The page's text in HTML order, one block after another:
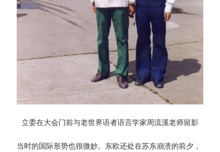
立委在大会门前与老世界语者语言学家周流溪老师留影
当时的国际形势也很微妙。东欧还处在苏东崩溃的前夕，